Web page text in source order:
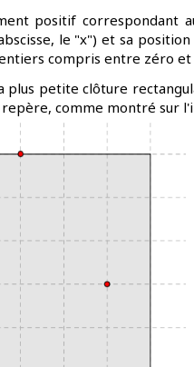
positif correspondant
le "x") et sa
compris entre zéro
petite clôture
comme montré sur